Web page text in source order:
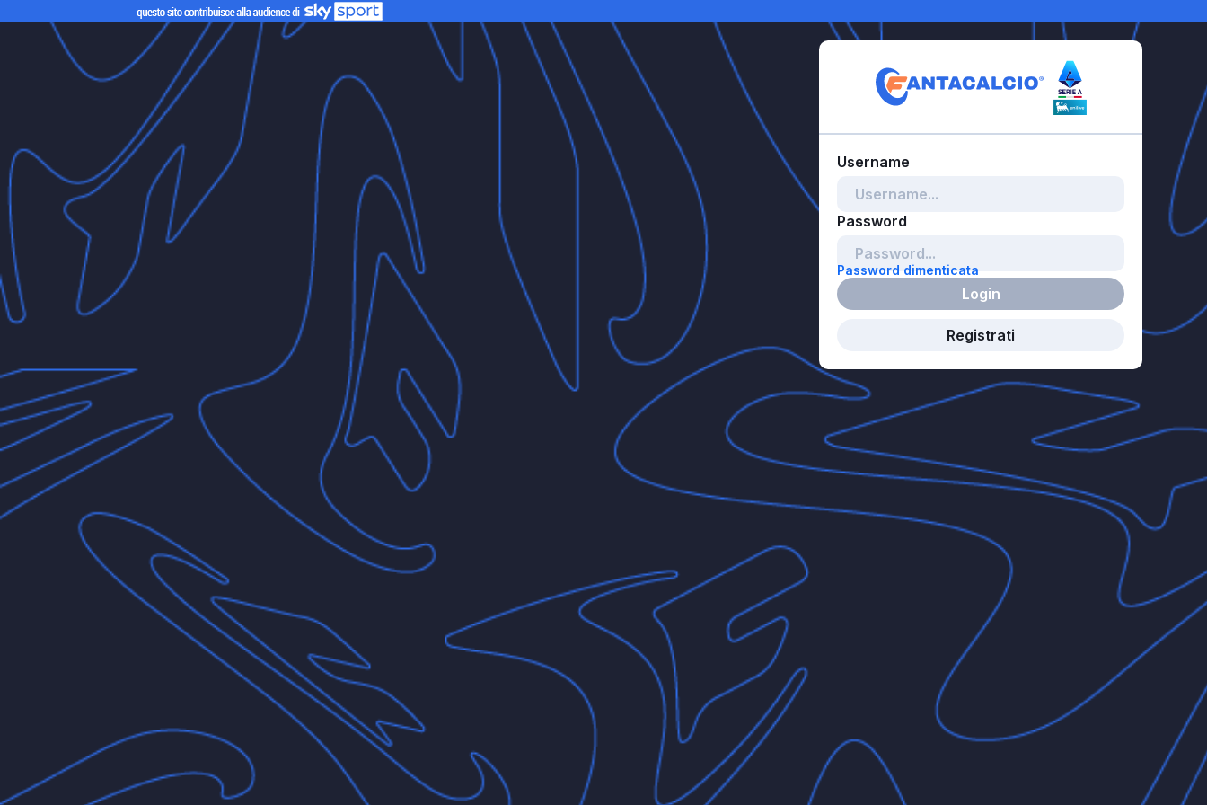
Password dimenticata
Login
Registrati